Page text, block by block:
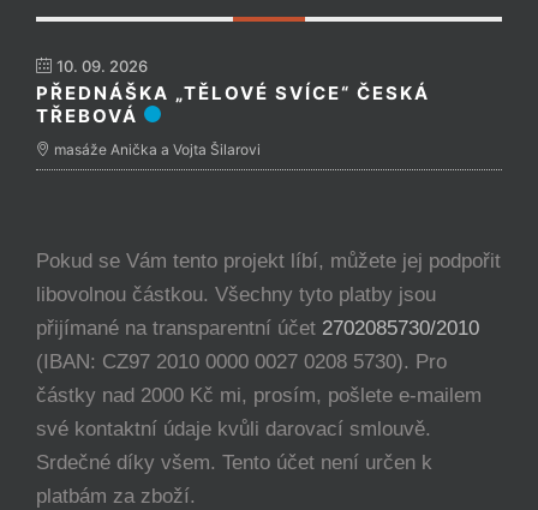
10. 09. 2026
PŘEDNÁŠKA „TĚLOVÉ SVÍCE“ ČESKÁ
TŘEBOVÁ
masáže Anička a Vojta Šilarovi
Pokud se Vám tento projekt líbí, můžete jej podpořit
libovolnou částkou. Všechny tyto platby jsou
přijímané na transparentní účet 2702085730/2010
(IBAN: CZ97 2010 0000 0027 0208 5730). Pro
částky nad 2000 Kč mi, prosím, pošlete e-mailem
své kontaktní údaje kvůli darovací smlouvě.
Srdečné díky všem. Tento účet není určen k
platbám za zboží.